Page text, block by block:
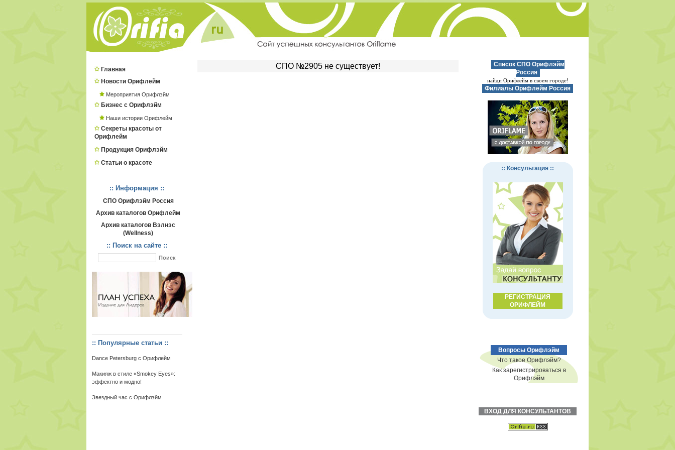
Главная
Новости Орифлейм
Мероприятия Орифлэйм
Бизнес с Орифлэйм
Наши истории Орифлейм
Секреты красоты от
Орифлейм
Продукция Орифлэйм
Статьи о красоте
:: Информация ::
СПО Орифлэйм Россия
Архив каталогов Орифлейм
Архив каталогов Вэлнэс
(Wellness)
:: Поиск на сайте ::
:: Популярные статьи ::
Dance Petersburg с Орифлейм
Макияж в стиле «Smokey Eyes»:
эффектно и модно!
Звездный час с Орифлэйм
СПО №2905 не существует!
Список СПО Орифлэйм
Россия
найди Орифлейм в своем городе!
Филиалы Орифлейм Россия
:: Консультация ::
РЕГИСТРАЦИЯ
ОРИФЛЕЙМ
Вопросы Орифлэйм
Что такое Орифлэйм?
Как зарегистрироваться в
Орифлэйм
ВХОД ДЛЯ КОНСУЛЬТАНТОВ